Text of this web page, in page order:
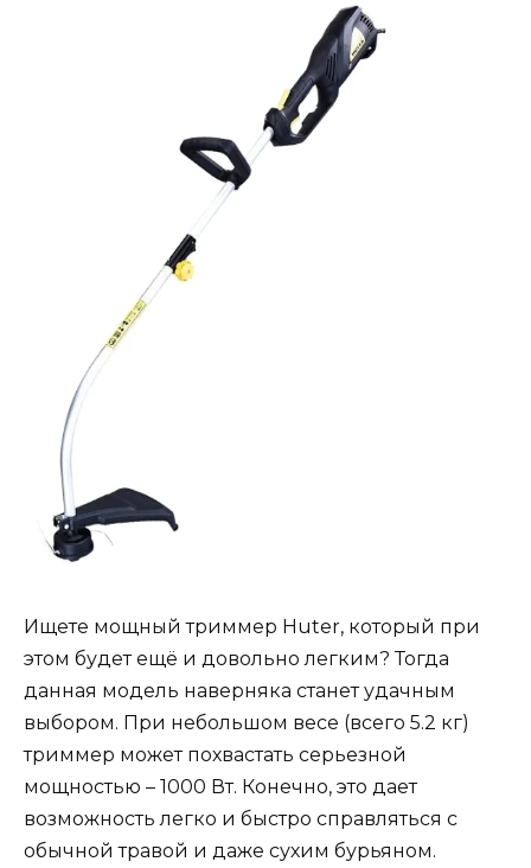
Ищете мощный триммер Huter, который при
этом будет ещё и довольно легким? Тогда
данная модель наверняка станет удачным
выбором. При небольшом весе (всего 5.2 кг)
триммер может похвастать серьезной
мощностью – 1000 Вт. Конечно, это дает
возможность легко и быстро справляться с
обычной травой и даже сухим бурьяном.